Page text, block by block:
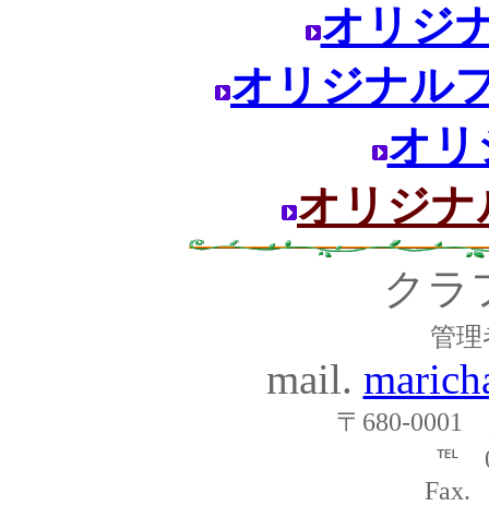
オリジ
オリジナル
オリ
オリジ
クラ
管
mail.
〒680-0001
℡
Fax.